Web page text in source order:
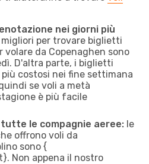
nei giorni più
per trovare biglietti
volare da Copenaghen sono
D'altra parte, i biglietti
costosi nei fine settimana
se voli a metà
è più facile
le compagnie aeree: le
offrono voli da
sono {​
Non appena il nostro